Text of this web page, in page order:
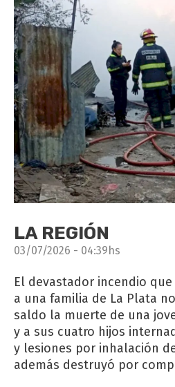
LA REGIÓN
03/07/2026 - 04:39hs
El devastador incendio
a una familia de La Plata
saldo la muerte de una
y a sus cuatro hijos
y lesiones por inhalación
además destruyó por